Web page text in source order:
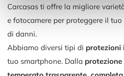
Carcasas ti offre la migliore
e fotocamere per proteggere il
di danni.
Abbiamo diversi tipi di protezioni
tuo smartphone. Dalla